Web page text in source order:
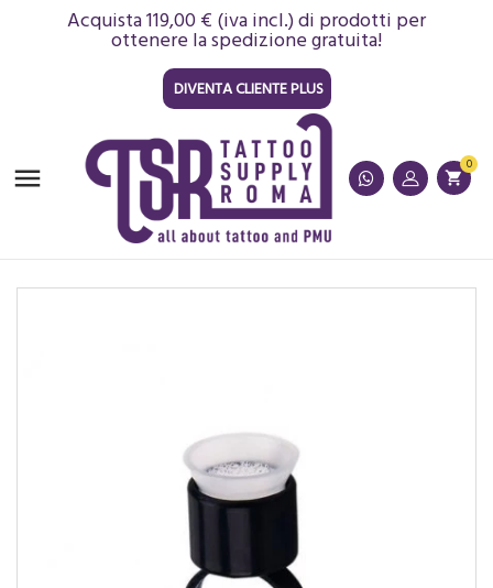
Acquista 119,00 € (iva incl.) di prodotti per
ottenere la spedizione gratuita!
DIVENTA CLIENTE PLUS
 shopping_cart
0